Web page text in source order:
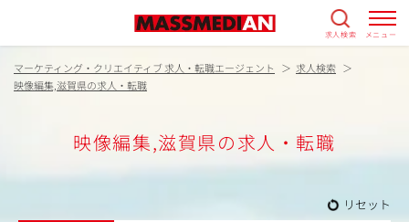
求人検索 メニュー
マーケティング・クリエイティブ 求人・転職エージェント
求人検索
映像編集,滋賀県の求人・転職
映像編集,滋賀県の求人・転職
リセット